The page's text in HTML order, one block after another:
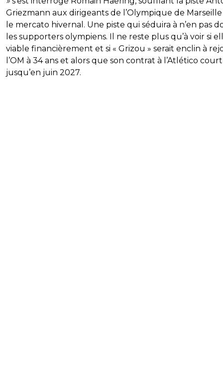
Griezmann aux dirigeants de l’Olympique de
le mercato hivernal. Une piste qui séduira à n’en pas
les supporters olympiens. Il ne reste plus qu’à voir si
viable financièrement et si « Grizou » serait enclin à
l’OM à 34 ans et alors que son contrat à l’Atlético court
jusqu’en juin 2027.